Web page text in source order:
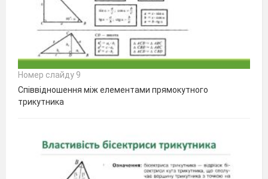
Номер слайду 9
Співвідношення між елементами прямокутного
трикутника